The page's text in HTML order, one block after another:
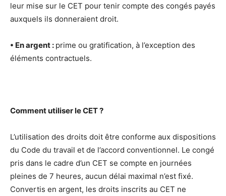
leur mise sur le CET pour tenir compte des congés payés
auxquels ils donneraient droit.
• En argent : prime ou gratification, à l’exception des
éléments contractuels.
Comment utiliser le CET ?
L’utilisation des droits doit être conforme aux dispositions
du Code du travail et de l’accord conventionnel. Le congé
pris dans le cadre d’un CET se compte en journées
pleines de 7 heures, aucun délai maximal n’est fixé.
Convertis en argent, les droits inscrits au CET ne